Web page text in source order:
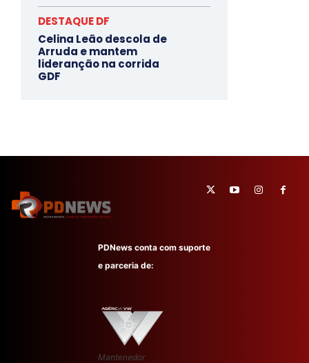
DESTAQUE DF
Celina Leão descola de
Arruda e mantem
lideranção na corrida
GDF
PDNews conta com suporte
e parceria de:
Mantenedor